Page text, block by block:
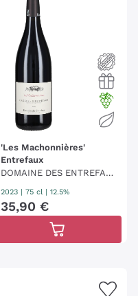
'Les Machonnières'
Entrefaux
DOMAINE DES ENTREFAU
2023 | 75 cl | 12.5%
35,90 €